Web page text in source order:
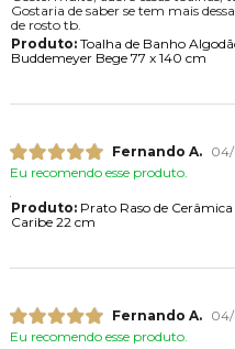
Gostaria de saber se tem mais
de rosto tb.
Produto:Toalha de Banho
Buddemeyer Bege 77 x 140 cm
Fernando A.
Eu recomendo esse produto.
Produto:Prato Raso de
Caribe 22 cm
Fernando A.
Eu recomendo esse produto.